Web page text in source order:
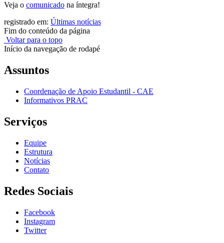
Veja o comunicado na íntegra!
registrado em: Últimas notícias
Fim do conteúdo da página
Voltar para o topo
Início da navegação de rodapé
Assuntos
Coordenação de Apoio Estudantil - CAE
Informativos PRAC
Serviços
Equipe
Estrutura
Notícias
Contato
Redes Sociais
Facebook
Instagram
Twitter